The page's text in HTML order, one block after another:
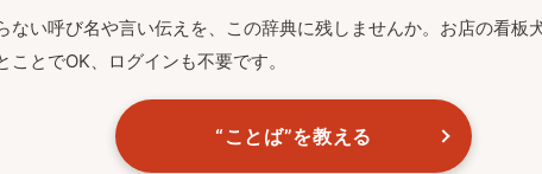
ない呼び名や言い伝えを、この辞典に残しませんか。お店の看板
ことでOK、ログインも不要です。
“ことば”を教える